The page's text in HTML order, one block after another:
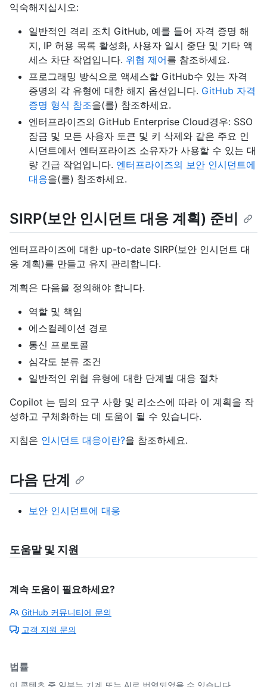
익숙해지십시오:
일반적인 격리 조치 GitHub, 예를 들어 자격 증명 해
지, IP 허용 목록 활성화, 사용자 일시 중단 및 기타 액
세스 차단 작업입니다. 위협 제어를 참조하세요.
프로그래밍 방식으로 액세스할 GitHub수 있는 자격
증명의 각 유형에 대한 해지 옵션입니다. GitHub 자격
증명 형식 참조을(를) 참조하세요.
엔터프라이즈의 GitHub Enterprise Cloud경우: SSO
잠금 및 모든 사용자 토큰 및 키 삭제와 같은 주요 인
시던트에서 엔터프라이즈 소유자가 사용할 수 있는 대
량 긴급 작업입니다. 엔터프라이즈의 보안 인시던트에
대응을(를) 참조하세요.
SIRP(보안 인시던트 대응 계획) 준비
엔터프라이즈에 대한 up-to-date SIRP(보안 인시던트 대
응 계획)를 만들고 유지 관리합니다.
계획은 다음을 정의해야 합니다.
역할 및 책임
에스컬레이션 경로
통신 프로토콜
심각도 분류 조건
일반적인 위협 유형에 대한 단계별 대응 절차
Copilot 는 팀의 요구 사항 및 리소스에 따라 이 계획을 작
성하고 구체화하는 데 도움이 될 수 있습니다.
지침은 인시던트 대응이란?을 참조하세요.
다음 단계
보안 인시던트에 대응
도움말 및 지원
계속 도움이 필요하세요?
GitHub 커뮤니티에 문의
고객 지원 문의
법률